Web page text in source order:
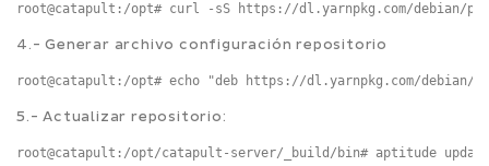
root@catapult:/opt# curl -sS https://dl.yarnpkg.com/debian/
4.- Generar archivo configuración repositorio
root@catapult:/opt# echo "deb https://dl.yarnpkg.com/
5.- Actualizar repositorio:
root@catapult:/opt/catapult-server/_build/bin# aptitude update